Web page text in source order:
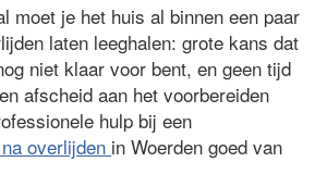
moet je het huis al binnen een paar
laten leeghalen: grote kans dat
niet klaar voor bent, en geen tijd
afscheid aan het voorbereiden
hulp bij een
overlijden in Woerden goed van